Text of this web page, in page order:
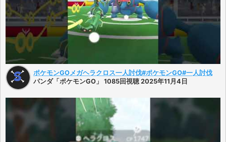
ポケモンGOメガヘラクロス一人討伐#ポケモンGO#一人討伐
パンダ「ポケモンGO」 1085回視聴 2025年11月4日